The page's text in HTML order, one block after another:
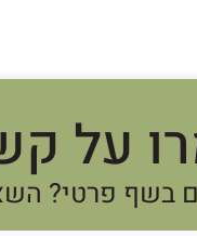
על
בשף פרטי?